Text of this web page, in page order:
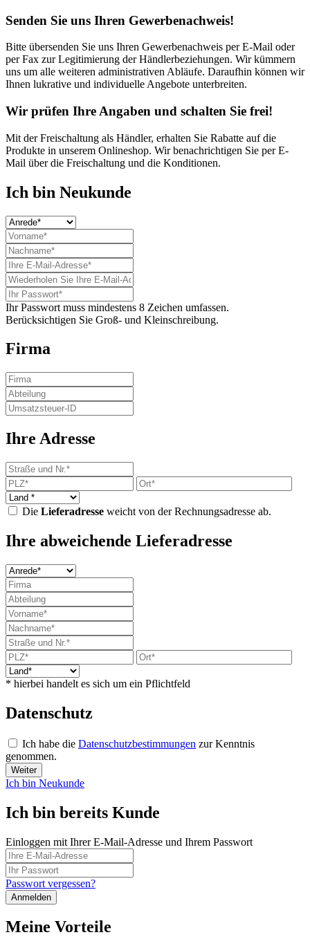
Senden Sie uns Ihren Gewerbenachweis!
Bitte übersenden Sie uns Ihren Gewerbenachweis per E-Mail oder
per Fax zur Legitimierung der Händlerbeziehungen. Wir kümmern
uns um alle weiteren administrativen Abläufe. Daraufhin können wir
Ihnen lukrative und individuelle Angebote unterbreiten.
Wir prüfen Ihre Angaben und schalten Sie frei!
Mit der Freischaltung als Händler, erhalten Sie Rabatte auf die
Produkte in unserem Onlineshop. Wir benachrichtigen Sie per E-
Mail über die Freischaltung und die Konditionen.
Ich bin Neukunde
Ihr Passwort muss mindestens 8 Zeichen umfassen.
Berücksichtigen Sie Groß- und Kleinschreibung.
Firma
Ihre Adresse
Die Lieferadresse weicht von der Rechnungsadresse ab.
Ihre abweichende Lieferadresse
* hierbei handelt es sich um ein Pflichtfeld
Datenschutz
Ich habe die Datenschutzbestimmungen zur Kenntnis
genommen.
Weiter
Ich bin Neukunde
Ich bin bereits Kunde
Einloggen mit Ihrer E-Mail-Adresse und Ihrem Passwort
Passwort vergessen?
Anmelden
Meine Vorteile